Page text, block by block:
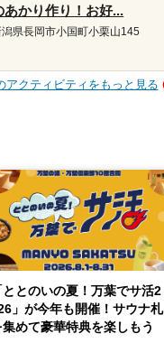
あかり作り！お好...
潟県長岡市小国町小栗山145
アクティビティをもっと見る
ととのいの夏！万葉でサ活2
」が今年も開催！サウナ札
集めて豪華特典を楽しもう